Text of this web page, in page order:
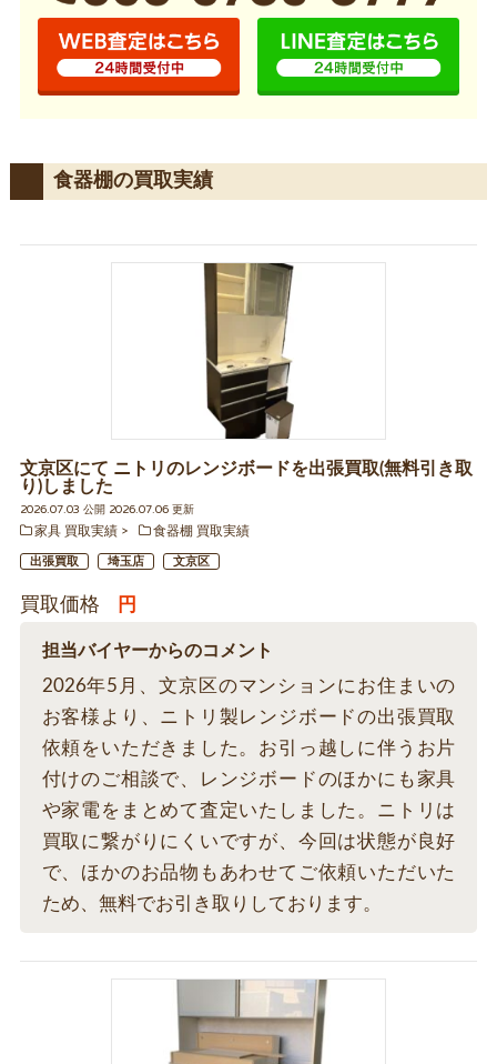
食器棚の買取実績
文京区にて ニトリのレンジボードを出張買取(無料引き取
り)しました
2026.07.03 公開 2026.07.06 更新
家具 買取実績
食器棚 買取実績
出張買取 埼玉店 文京区
買取価格 円
担当バイヤーからのコメント
2026年5月、文京区のマンションにお住まいの
お客様より、ニトリ製レンジボードの出張買取
依頼をいただきました。お引っ越しに伴うお片
付けのご相談で、レンジボードのほかにも家具
や家電をまとめて査定いたしました。ニトリは
買取に繋がりにくいですが、今回は状態が良好
で、ほかのお品物もあわせてご依頼いただいた
ため、無料でお引き取りしております。